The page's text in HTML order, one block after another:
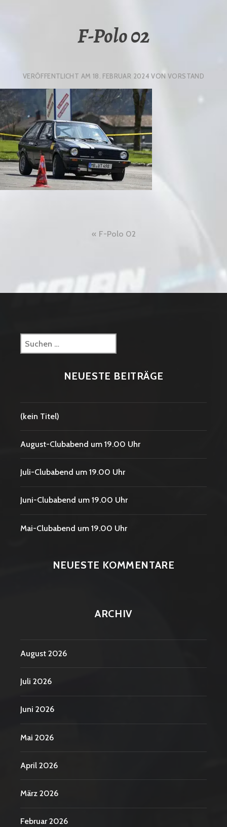
F-Polo 02
VERÖFFENTLICHT AM 18. FEBRUAR 2024 VONVORSTAND
Beitragsnavigation
F-Polo 02
Suchen
nach:
NEUESTE BEITRÄGE
(kein Titel)
August-Clubabend um 19.00 Uhr
Juli-Clubabend um 19.00 Uhr
Juni-Clubabend um 19.00 Uhr
Mai-Clubabend um 19.00 Uhr
NEUESTE KOMMENTARE
ARCHIV
August 2026
Juli 2026
Juni 2026
Mai 2026
April 2026
März 2026
Februar 2026